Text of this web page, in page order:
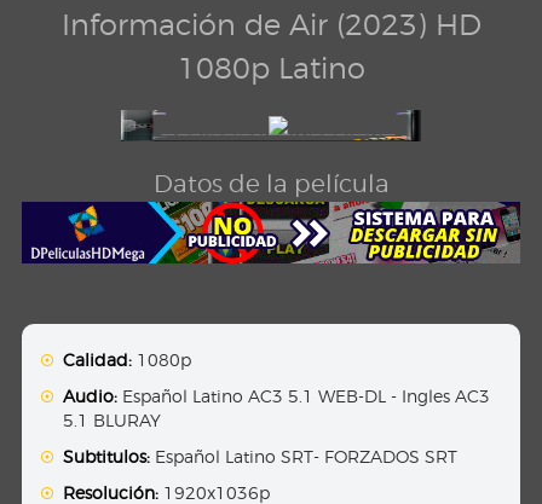
Información de Air (2023) HD
1080p Latino
Datos de la película
Calidad: 1080p
Audio: Español Latino AC3 5.1 WEB-DL - Ingles AC3
5.1 BLURAY
Subtitulos: Español Latino SRT- FORZADOS SRT
Resolución: 1920x1036p